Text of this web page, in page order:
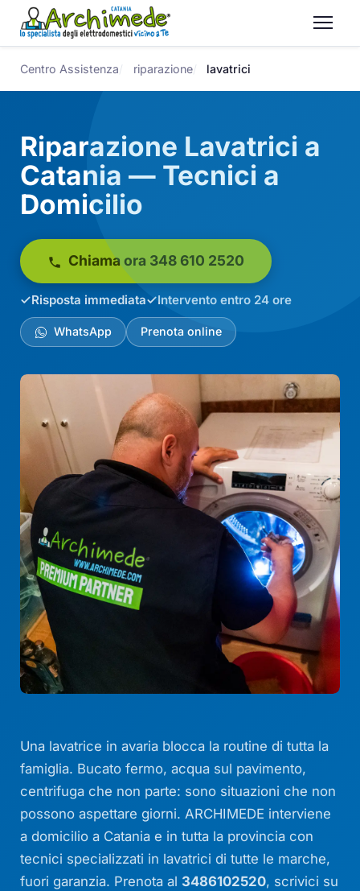
Centro Assistenza riparazione lavatrici
Riparazione Lavatrici a
Catania — Tecnici a
Domicilio
Chiama ora 348 610 2520
Risposta immediata Intervento entro 24 ore
WhatsApp Prenota online
Una lavatrice in avaria blocca la routine di tutta la
famiglia. Bucato fermo, acqua sul pavimento,
centrifuga che non parte: sono situazioni che non
possono aspettare giorni. ARCHIMEDE interviene
a domicilio a Catania e in tutta la provincia con
tecnici specializzati in lavatrici di tutte le marche,
fuori garanzia. Prenota al 3486102520, scrivici su